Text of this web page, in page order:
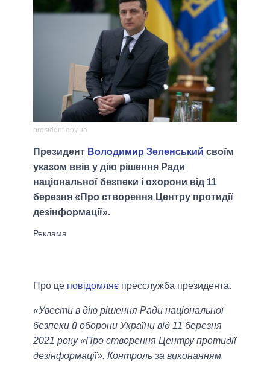
president.gov.ua
Президент Володимир Зеленський своїм
указом ввів у дію рішення Ради
національної безпеки і охорони від 11
березня «Про створення Центру протидії
дезінформації».
Про це повідомляє пресслужба президента.
«Увести в дію рішення Ради національної
безпеки й оборони України від 11 березня
2021 року «Про створення Центру протидії
дезінформації». Контроль за виконанням